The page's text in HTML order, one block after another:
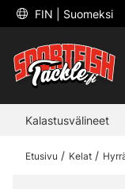
FIN | Suomeksi
Kalastusvälineet
Etusivu Kelat